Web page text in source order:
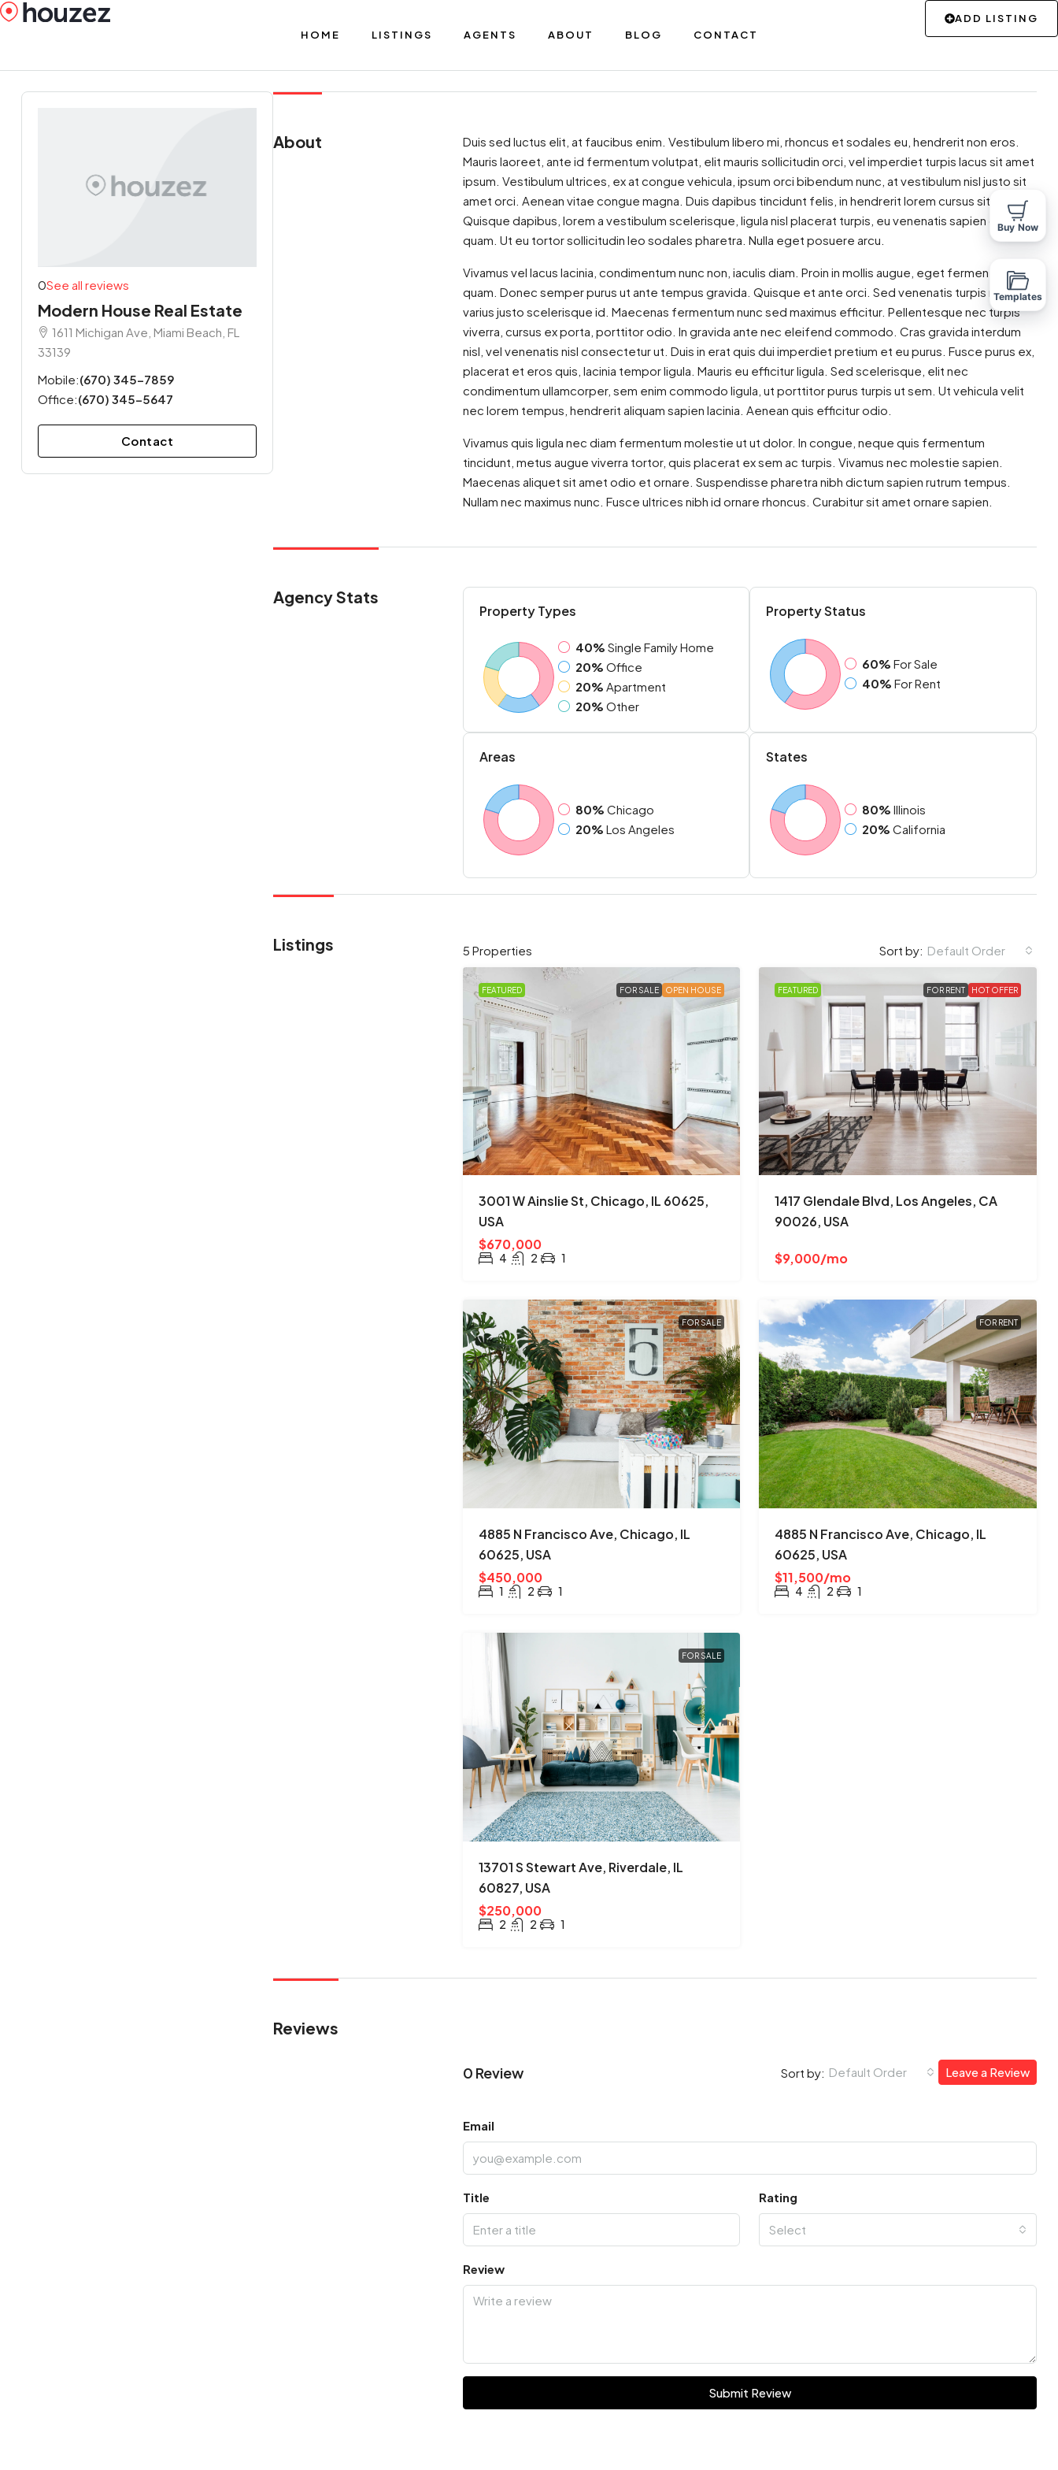
HOME LISTINGS AGENTS ABOUT BLOG CONTACT
ADD LISTING
0See all reviews
Modern House Real Estate
1611 Michigan Ave, Miami Beach, FL
33139
Mobile:(670) 345-7859
Office:(670) 345-5647
Contact
About
Duis sed luctus elit, at faucibus enim. Vestibulum libero mi, rhoncus et sodales eu, hendrerit non eros.
Mauris laoreet, ante id fermentum volutpat, elit mauris sollicitudin orci, vel imperdiet turpis lacus sit amet
ipsum. Vestibulum ultrices, ex at congue vehicula, ipsum orci bibendum nunc, at vestibulum nisl justo sit
amet orci. Aenean vitae congue magna. Duis dapibus tincidunt felis, in hendrerit lorem cursus sit amet.
Quisque dapibus, lorem a vestibulum scelerisque, ligula nisl placerat turpis, eu venenatis sapien dolor in
quam. Ut eu tortor sollicitudin leo sodales pharetra. Nulla eget posuere arcu.
Vivamus vel lacus lacinia, condimentum nunc non, iaculis diam. Proin in mollis augue, eget fermentum
quam. Donec semper purus ut ante tempus gravida. Quisque et ante orci. Sed venenatis turpis mi, non
varius justo scelerisque id. Maecenas fermentum nunc sed maximus efficitur. Pellentesque nec turpis
viverra, cursus ex porta, porttitor odio. In gravida ante nec eleifend commodo. Cras gravida interdum
nisl, vel venenatis nisl consectetur ut. Duis in erat quis dui imperdiet pretium et eu purus. Fusce purus ex,
placerat et eros quis, lacinia tempor ligula. Mauris eu efficitur ligula. Sed scelerisque, elit nec
condimentum ullamcorper, sem enim commodo ligula, ut porttitor purus turpis ut sem. Ut vehicula velit
nec lorem tempus, hendrerit aliquam sapien lacinia. Aenean quis efficitur odio.
Vivamus quis ligula nec diam fermentum molestie ut ut dolor. In congue, neque quis fermentum
tincidunt, metus augue viverra tortor, quis placerat ex sem ac turpis. Vivamus nec molestie sapien.
Maecenas aliquet sit amet odio et ornare. Suspendisse pharetra nibh dictum sapien rutrum tempus.
Nullam nec maximus nunc. Fusce ultrices nibh id ornare rhoncus. Curabitur sit amet ornare sapien.
Agency Stats
Property Types
40% Single Family Home
20% Office
20% Apartment
20% Other
Property Status
60% For Sale
40% For Rent
Areas
80% Chicago
20% Los Angeles
States
80% Illinois
20% California
Listings 5 Properties Sort by: Default Order
FEATURED FOR SALE OPEN HOUSE
3001 W Ainslie St, Chicago, IL 60625,
USA
$670,000
4 2 1
FEATURED FOR RENT HOT OFFER
1417 Glendale Blvd, Los Angeles, CA
90026, USA
$9,000/mo
FOR SALE
4885 N Francisco Ave, Chicago, IL
60625, USA
$450,000
1 2 1
FOR RENT
4885 N Francisco Ave, Chicago, IL
60625, USA
$11,500/mo
4 2 1
FOR SALE
13701 S Stewart Ave, Riverdale, IL
60827, USA
$250,000
2 2 1
Reviews
0 Review Sort by: Default Order Leave a Review
Email
Title Rating
Select
Review
Submit Review
Buy Now
Templates